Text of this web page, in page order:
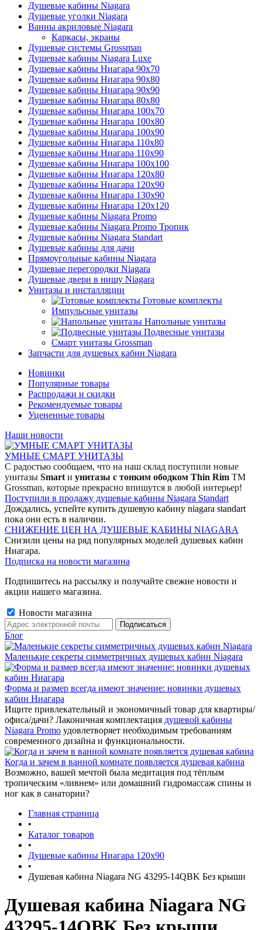
Душевые кабины Niagara
Душевые уголки Niagara
Ванны акриловые Niagara
Каркасы, экраны
Душевые системы Grossman
Душевые кабины Niagara Luxe
Душевые кабины Ниагара 90x70
Душевые кабины Ниагара 90x80
Душевые кабины Ниагара 90x90
Душевые кабины Ниагара 80x80
Душевые кабины Ниагара 100x70
Душевые кабины Ниагара 100x80
Душевые кабины Ниагара 100x90
Душевые кабины Ниагара 110x80
Душевые кабины Ниагара 110x90
Душевые кабины Ниагара 100x100
Душевые кабины Ниагара 120x80
Душевые кабины Ниагара 120x90
Душевые кабины Ниагара 130x90
Душевые кабины Ниагара 120x120
Душевые кабины Niagara Promo
Душевые кабины Niagara Promo Тропик
Душевые кабины Niagara Standart
Душевые кабины для дачи
Прямоугольные кабины Niagara
Душевые перегородки Niagara
Душевые двери в нишу Niagara
Унитазы и инсталляции
Готовые комплекты
Импульсные унитазы
Напольные унитазы
Подвесные унитазы
Смарт унитазы Grossman
Запчасти для душевых кабин Niagara
Новинки
Популярные товары
Распродажи и скидки
Рекомендуемые товары
Уцененные товары
Наши новости
УМНЫЕ СМАРТ УНИТАЗЫ
С радостью сообщаем, что на наш склад поступили новые
унитазы Smart и унитазы с тонким ободком Thin Rim TM
Grossman, которые прекрасно впишутся в любой интерьер!
Поступили в продажу душевые кабины Niagara Standart
Дождались, успейте купить душевую кабину niagara standart
пока они есть в наличии.
СНИЖЕНИЕ ЦЕН НА ДУШЕВЫЕ КАБИНЫ NIAGARA
Снизили цены на ряд популярных моделей душевых кабин
Ниагара.
Подписка на новости магазина
Подпишитесь на рассылку и получайте свежие новости и
акции нашего магазина.
Новости магазина
Блог
Маленькие секреты симметричных душевых кабин Niagara
Форма и размер всегда имеют значение: новинки душевых
кабин Ниагара
Ищите привлекательный и экономичный товар для квартиры/
офиса/дачи? Лаконичная комплектация душевой кабины
Niagara Promo удовлетворяет необходимым требованиям
современного дизайна и функциональности.
Когда и зачем в ванной комнате появляется душевая кабина
Возможно, вашей мечтой была медитация под тёплым
тропическим «ливнем» или домашний гидромассаж спины и
ног как в санатории?
Главная страница
•
Каталог товаров
•
Душевые кабины Ниагара 120x90
•
Душевая кабина Niagara NG 43295-14QBK Без крыши
Душевая кабина Niagara NG